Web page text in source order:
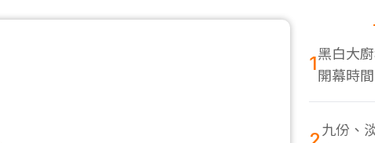
1黑白大
開幕時
蝦
九份、